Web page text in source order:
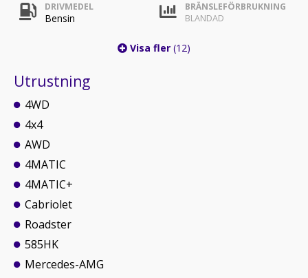
DRIVMEDEL
Bensin
BRÄNSLEFÖRBRUKNING
BLANDAD
Visa fler (12)
Utrustning
4WD
4x4
AWD
4MATIC
4MATIC+
Cabriolet
Roadster
585HK
Mercedes-AMG